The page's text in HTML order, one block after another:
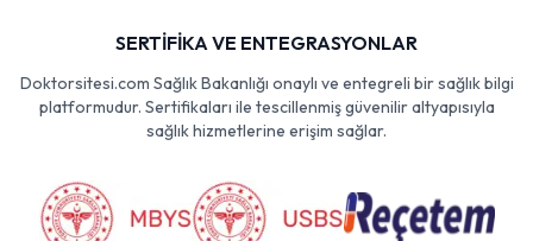
SERTİFİKA VE ENTEGRASYONLAR
Doktorsitesi.com Sağlık Bakanlığı onaylı ve entegreli bir sağlık bilgi
platformudur. Sertifikaları ile tescillenmiş güvenilir altyapısıyla
sağlık hizmetlerine erişim sağlar.